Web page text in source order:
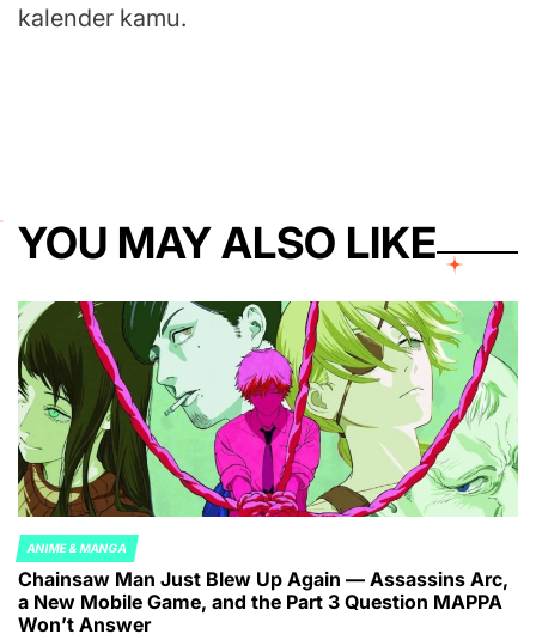
kalender kamu.
YOU MAY ALSO LIKE
POSTED
IN
ANIME & MANGA
Chainsaw Man Just Blew Up Again — Assassins Arc,
a New Mobile Game, and the Part 3 Question MAPPA
Won’t Answer